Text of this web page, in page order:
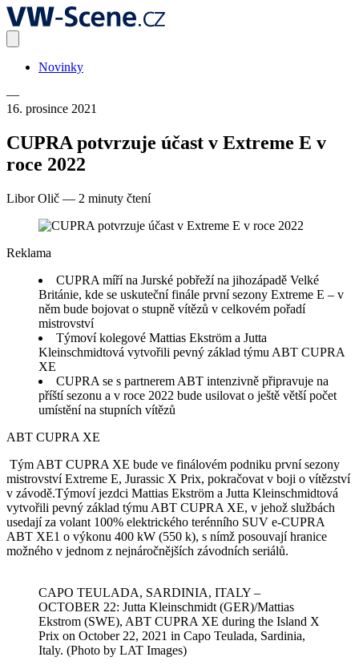
Novinky
—
16. prosince 2021
CUPRA potvrzuje účast v Extreme E v
roce 2022
Libor Olič — 2 minuty čtení
Reklama
CUPRA míří na Jurské pobřeží na jihozápadě Velké
Británie, kde se uskuteční finále první sezony Extreme E – v
něm bude bojovat o stupně vítězů v celkovém pořadí
mistrovství
Týmoví kolegové Mattias Ekström a Jutta
Kleinschmidtová vytvořili pevný základ týmu ABT CUPRA
XE
CUPRA se s partnerem ABT intenzivně připravuje na
příští sezonu a v roce 2022 bude usilovat o ještě větší počet
umístění na stupních vítězů
ABT CUPRA XE
Tým ABT CUPRA XE bude ve finálovém podniku první sezony
mistrovství Extreme E, Jurassic X Prix, pokračovat v boji o vítězství
v závodě.Týmoví jezdci Mattias Ekström a Jutta Kleinschmidtová
vytvořili pevný základ týmu ABT CUPRA XE, v jehož službách
usedají za volant 100% elektrického terénního SUV e-CUPRA
ABT XE1 o výkonu 400 kW (550 k), s nímž posouvají hranice
možného v jednom z nejnáročnějších závodních seriálů.
CAPO TEULADA, SARDINIA, ITALY –
OCTOBER 22: Jutta Kleinschmidt (GER)/Mattias
Ekstrom (SWE), ABT CUPRA XE during the Island X
Prix on October 22, 2021 in Capo Teulada, Sardinia,
Italy. (Photo by LAT Images)